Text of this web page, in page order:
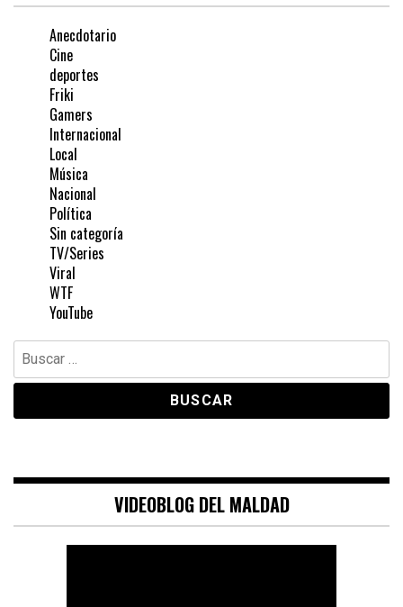
Anecdotario
Cine
deportes
Friki
Gamers
Internacional
Local
Música
Nacional
Política
Sin categoría
TV/Series
Viral
WTF
YouTube
Buscar:
VIDEOBLOG DEL MALDAD